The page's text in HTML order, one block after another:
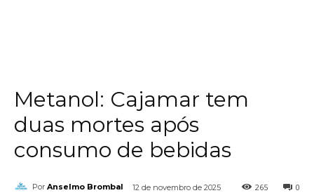
Metanol: Cajamar tem
duas mortes após
consumo de bebidas
Por Anselmo Brombal 12 de novembro de 2025 0
265